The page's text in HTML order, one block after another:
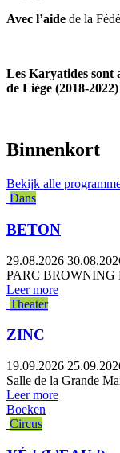
Avec l’aide de la
Les Karyatides sont
de Liège (2018-2022)
Binnenkort
Bekijk alle
Dans
BETON
29.08.2026
PARC BROWNING
Leer more
Theater
ZINC
19.09.2026
Salle de la Grande
Leer more
Boeken
Circus